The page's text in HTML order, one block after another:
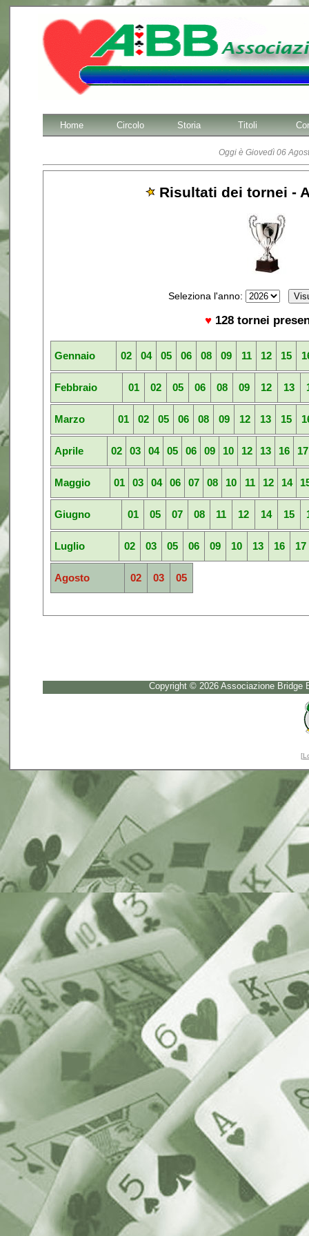
Home Circolo Storia Titoli
Oggi è Giovedì 06
Risultati dei tornei -
Seleziona l'anno:
♥ 128 tornei
Gennaio 02 04 05 06 08 09 11 12 15
Febbraio 01 02 05 06 08 09 12 13
Marzo 01 02 05 06 08 09 12 13 15
Aprile 02 03 04 05 06 09 10 12 13 16 17
Maggio 01 03 04 06 07 08 10 11 12 14
Giugno 01 05 07 08 11 12 14 15
Luglio 02 03 05 06 09 10 13 16 17
Agosto 02 03 05
Copyright © 2026 Associazione Bridge
[